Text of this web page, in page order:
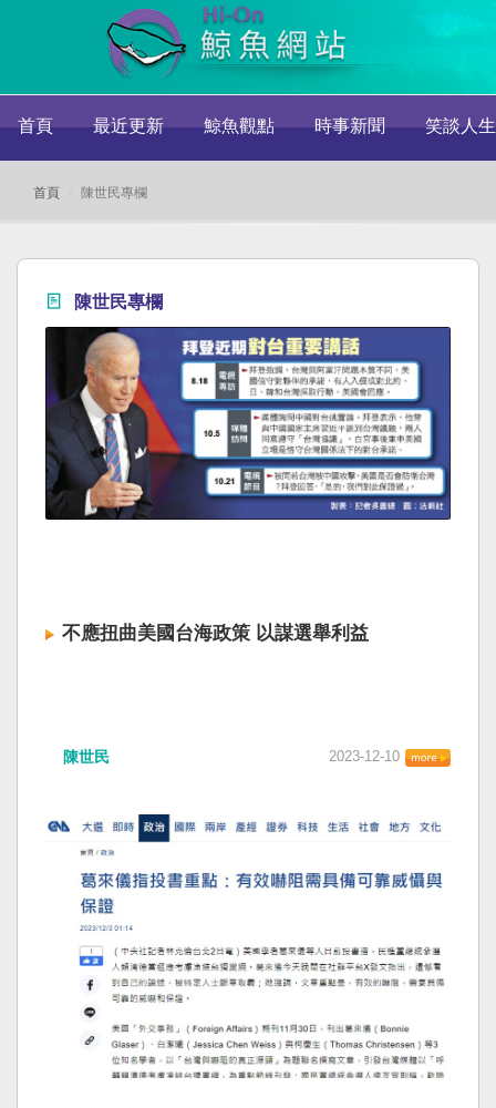
首頁 最近更新 鯨魚觀點 時事新聞 笑談人生
首頁 陳世民專欄
陳世民專欄
不應扭曲美國台海政策 以謀選舉利益
陳世民 2023-12-10